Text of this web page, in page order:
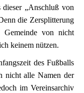
dieser „Anschluß von
die Zersplitterung
von nicht
keinem nützen.
des Fußballs
nicht alle Namen der
im Vereinsarchiv